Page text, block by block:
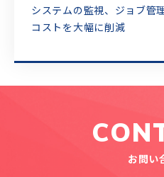
システムの監視、ジョブ管
コストを大幅に削減
お問い